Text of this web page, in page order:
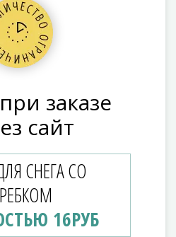
заказе
сайт
СНЕГА СО
16РУБ